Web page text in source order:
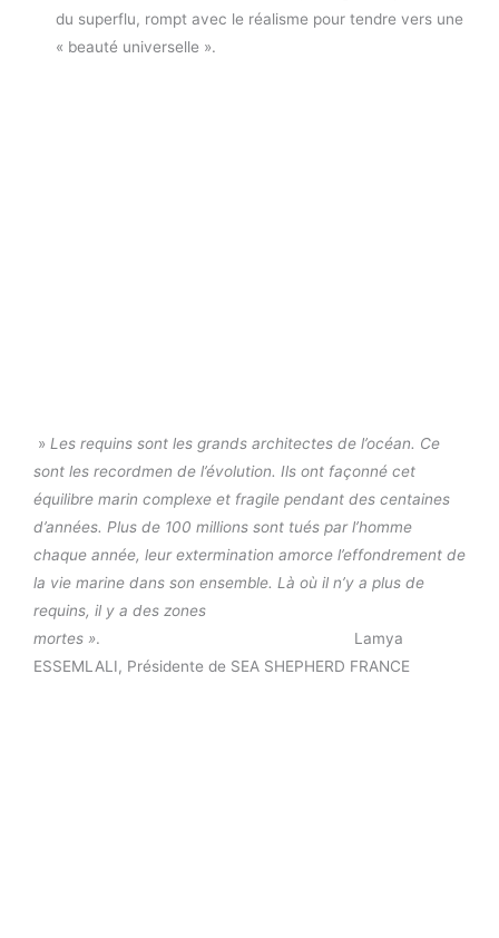
du superflu, rompt avec le réalisme pour tendre vers une
« beauté universelle ».
» Les requins sont les grands architectes de l’océan. Ce
sont les recordmen de l’évolution. Ils ont façonné cet
équilibre marin complexe et fragile pendant des centaines
d’années. Plus de 100 millions sont tués par l’homme
chaque année, leur extermination amorce l’effondrement de
la vie marine dans son ensemble. Là où il n’y a plus de
requins, il y a des zones
mortes ». Lamya
ESSEMLALI, Présidente de SEA SHEPHERD FRANCE